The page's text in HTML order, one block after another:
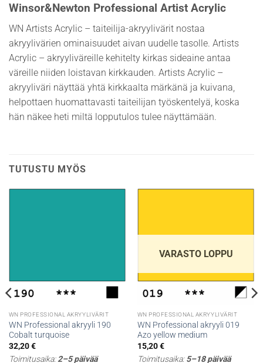
Winsor&Newton Professional Artist Acrylic
WN Artists Acrylic – taiteilija-akryylivärit nostaa
akryylivärien ominaisuudet aivan uudelle tasolle. Artists
Acrylic – akryyliväreille kehitelty kirkas sideaine antaa
väreille niiden loistavan kirkkauden. Artists Acrylic –
akryyliväri näyttää yhtä kirkkaalta märkänä ja kuivana,
helpottaen huomattavasti taiteilijan työskentelyä, koska
hän näkee heti miltä lopputulos tulee näyttämään.
TUTUSTU MYÖS
WN PROFESSIONAL AKRYYLIVÄRIT
WN Professional akryyli 190
Cobalt turquoise
32,20€
Toimitusaika:2–5 päivää
VARASTO LOPPU
WN PROFESSIONAL AKRYYLIVÄRIT
WN Professional akryyli 019
Azo yellow medium
15,20€
Toimitusaika:5–18 päivää